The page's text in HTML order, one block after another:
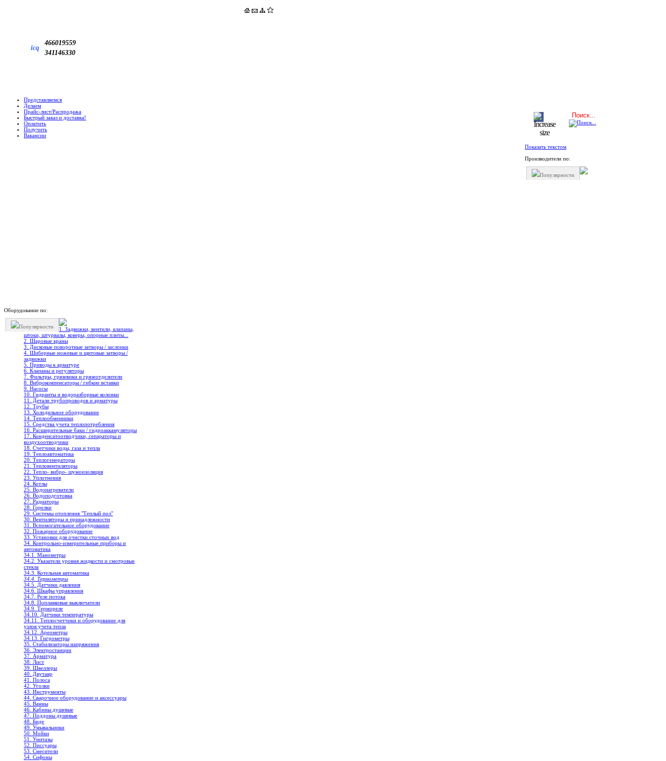
icq
466019559
341146330
Представляемся
Делаем
Прайс-лист/Распродажа
Быстрый заказ и доставка!
Оплатить
Получить
Вакансии
Оборудование по:
Популярности
1. Задвижки, вентили, клапаны,
штоки, штурвалы, коверы, опорные плиты...
2. Шаровые краны
3. Дисковые поворотные затворы / заслонки
4. Шиберные ножевые и щитовые затворы /
задвижки
5. Приводы к арматуре
6. Клапаны и регуляторы
7. Фильтры, грязевики и грязеотделители
8. Виброкомпенсаторы / гибкие вставки
9. Насосы
10. Гидранты и водоразборные колонки
11. Детали трубопроводов и арматуры
12. Трубы
13. Холодильное oборудование
14. Теплообменники
15. Средства учета теплопотребления
16. Расширительные баки / гидроаккамуляторы
17. Конденсатоотводчики, сепараторы и
воздухоотводчики
18. Счетчики воды, газа и тепла
19. Теплоавтоматика
20. Теплогенераторы
21. Тепловентиляторы
22. Тепло- вибро- шумоизоляция
23. Уплотнения
24. Котлы
25. Водонагреватели
26. Водоподготовка
27. Радиаторы
28. Горелки
29. Системы отопления "Теплый пол"
30. Вентиляторы и принадлежности
31. Вспомогательное оборудование
32. Пожарное оборудование
33. Установки для очистки сточных вод
34. Контрольно-измерительные приборы и
автоматика
34.1. Манометры
34.2. Указатели уровня жидкости и смотровые
стекла
34.3. Котельная автоматика
34.4. Термометры
34.5. Датчики давления
34.6. Шкафы управления
34.7. Реле потока
34.8. Поплавковые выключатели
34.9. Термореле
34.10. Датчики температуры
34.11. Теплосчетчики и оборудование для
узлов учета тепла
34.12. Ареометры
34.13. Гигрометры
35. Стабилизаторы напряжения
36. Электростанции
37. Арматура
38. Лист
39. Швеллеры
40. Двутавр
41. Полоса
42. Уголки
43. Инструменты
44. Сварочное оборудование и аксессуары
45. Ванны
46. Кабины душевые
47. Поддоны душевые
48. Биде
49. Умывальники
50. Мойки
51. Унитазы
52. Писсуары
53. Смесители
54. Сифоны
Показать текстом
Производители по:
Популярности